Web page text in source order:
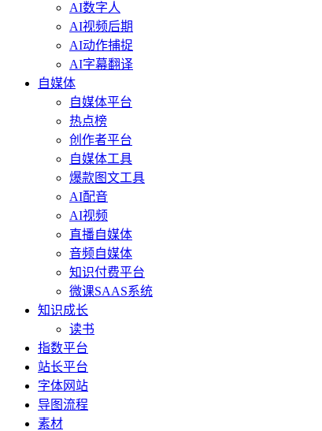
AI数字人
AI视频后期
AI动作捕捉
AI字幕翻译
自媒体
自媒体平台
热点榜
创作者平台
自媒体工具
爆款图文工具
AI配音
AI视频
直播自媒体
音频自媒体
知识付费平台
微课SAAS系统
知识成长
读书
指数平台
站长平台
字体网站
导图流程
素材